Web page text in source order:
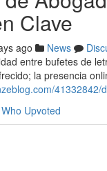
Clave
ago News
entre bufetes de
la presencia
Who Upvoted